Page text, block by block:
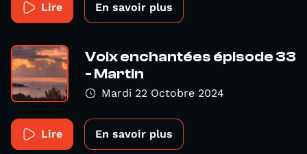
Lire En savoir plus
Voix enchantées épisode 33
- Martin
Mardi 22 Octobre 2024
Lire En savoir plus